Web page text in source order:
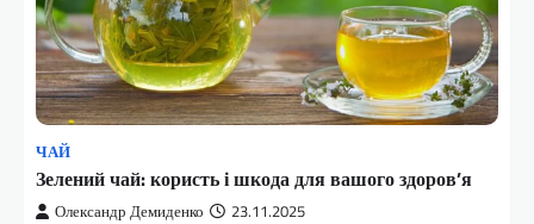
ЧАЙ
Зелений чай: користь і шкода для вашого здоров’я
Олександр Демиденко 23.11.2025